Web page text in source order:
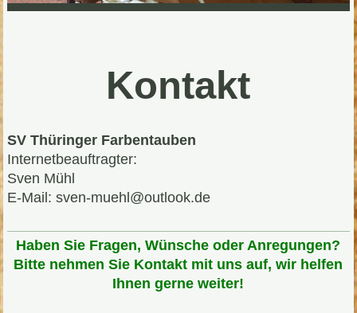
Kontakt
SV Thüringer Farbentauben
Internetbeauftragter:
Sven Mühl
E-Mail: sven-muehl@outlook.de
Haben Sie Fragen, Wünsche oder Anregungen?
Bitte nehmen Sie Kontakt mit uns auf, wir helfen
Ihnen gerne weiter!